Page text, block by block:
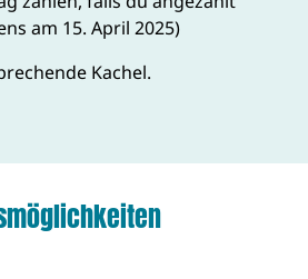
am 15. April 2025)
Kachel.